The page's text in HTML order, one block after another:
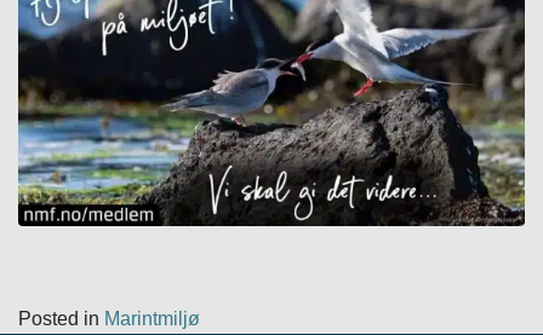
Posted in Marintmiljø